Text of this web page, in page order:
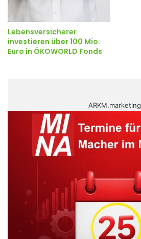
Lebensversicherer
investieren über 100 Mio.
Euro in ÖKOWORLD Fonds
ARKM.marketing